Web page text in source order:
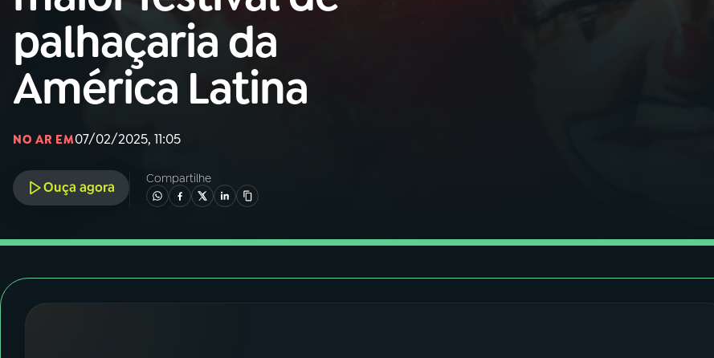
02 A RÁDIO
03 PROGRAMAÇÃO
04PROGRAMAS
PODCASTS
06VIDEOCASTS
palhaçaria da
América Latina
NO AR EM07/02/2025, 11:05
Ouça agora
Compartilhe